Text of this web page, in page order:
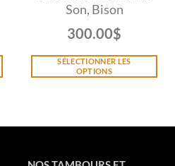
Son, Bison
300.00$
SÉLECTIONNER LES
OPTIONS